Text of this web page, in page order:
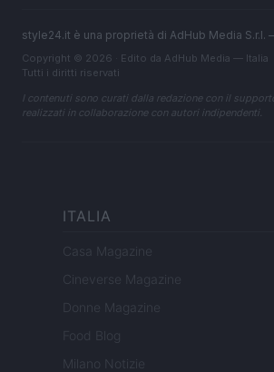
style24.it è una proprietà di AdHub Media S.r.l.
Copyright © 2026 · Edito da AdHub Media — Italia
Tutti i diritti riservati
I contenuti sono curati dalla redazione con il
realizzati in collaborazione con autori indipendenti.
ITALIA
Casa Magazine
Cineverse Magazine
Donne Magazine
Food Blog
Milano Notizie